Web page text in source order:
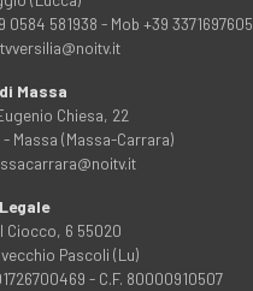
0584 581938 - Mob +39 3371697605
Massa
Chiesa, 22
- Massa (Massa-Carrara)
Ciocco, 6 55020
Pascoli (Lu)
- C.F. 80000910507